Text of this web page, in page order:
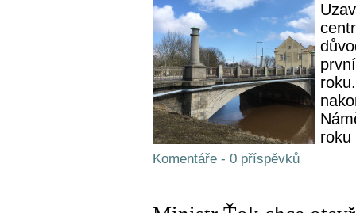
roku
Komentáře - 0 příspěvků